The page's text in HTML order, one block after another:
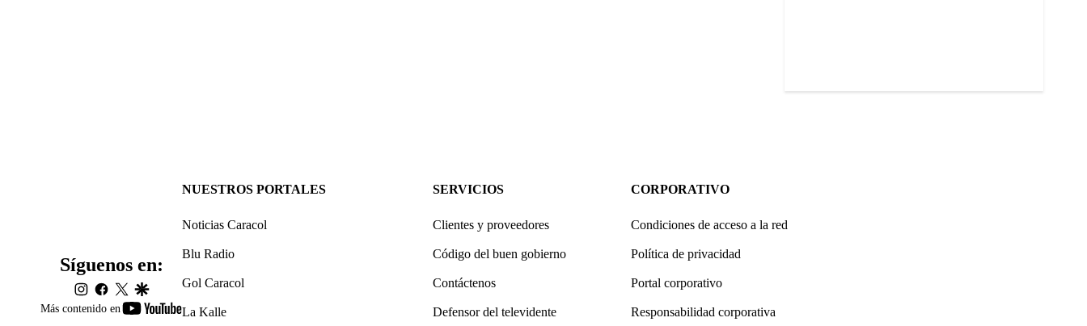
Más contenido en
youtube-
Síguenos en:
instagram
facebook
twittergoogle
NUESTROS PORTALES
Noticias Caracol
Blu Radio
Gol Caracol
La Kalle
SERVICIOS
Clientes y proveedores
Código del buen gobierno
Contáctenos
Defensor del televidente
CORPORATIVO
Condiciones de acceso a la red
Política de privacidad
Portal corporativo
Responsabilidad corporativa